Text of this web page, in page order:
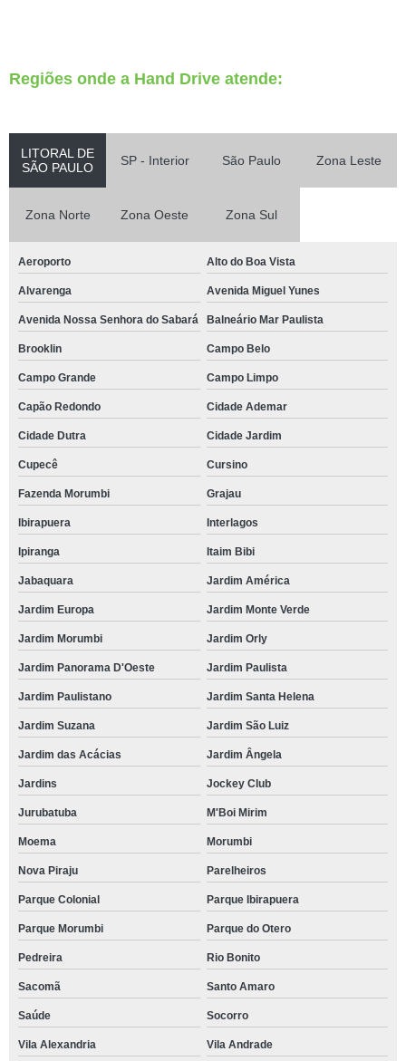
Regiões onde a Hand Drive atende:
LITORAL DE
SÃO PAULO
SP - Interior São Paulo Zona Leste
Zona Norte Zona Oeste Zona Sul
Aeroporto Alto do Boa Vista
Alvarenga Avenida Miguel Yunes
Avenida Nossa Senhora do Sabará Balneário Mar Paulista
Brooklin Campo Belo
Campo Grande Campo Limpo
Capão Redondo Cidade Ademar
Cidade Dutra Cidade Jardim
Cupecê Cursino
Fazenda Morumbi Grajau
Ibirapuera Interlagos
Ipiranga Itaim Bibi
Jabaquara Jardim América
Jardim Europa Jardim Monte Verde
Jardim Morumbi Jardim Orly
Jardim Panorama D'Oeste Jardim Paulista
Jardim Paulistano Jardim Santa Helena
Jardim Suzana Jardim São Luiz
Jardim das Acácias Jardim Ângela
Jardins Jockey Club
Jurubatuba M'Boi Mirim
Moema Morumbi
Nova Piraju Parelheiros
Parque Colonial Parque Ibirapuera
Parque Morumbi Parque do Otero
Pedreira Rio Bonito
Sacomã Santo Amaro
Saúde Socorro
Vila Alexandria Vila Andrade